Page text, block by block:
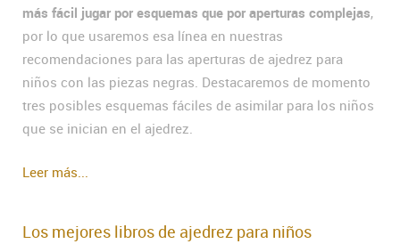
más fácil jugar por esquemas que por aperturas complejas,
por lo que usaremos esa línea en nuestras
recomendaciones para las aperturas de ajedrez para
niños con las piezas negras. Destacaremos de momento
tres posibles esquemas fáciles de asimilar para los niños
que se inician en el ajedrez.
Leer más...
Los mejores libros de ajedrez para niños